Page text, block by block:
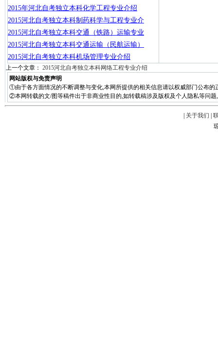
2015年河北自考独立本科化学工程专业介绍
2015河北自考独立本科制药科学与工程专业介
2015河北自考独立本科交通（铁路）运输专业
2015河北自考独立本科交通运输（民航运输）
2015河北自考独立本科机场管理专业介绍
上一个文章： 2015河北自考独立本科网络工程专业介绍
网站版权与免责声明
①由于各方面情况的不断调整与变化,本网所提供的相关信息请以权威部门公布的
②本网转载的文/图等稿件出于非商业性目的,如转载稿涉及版权及个人隐私等问题
关于我们